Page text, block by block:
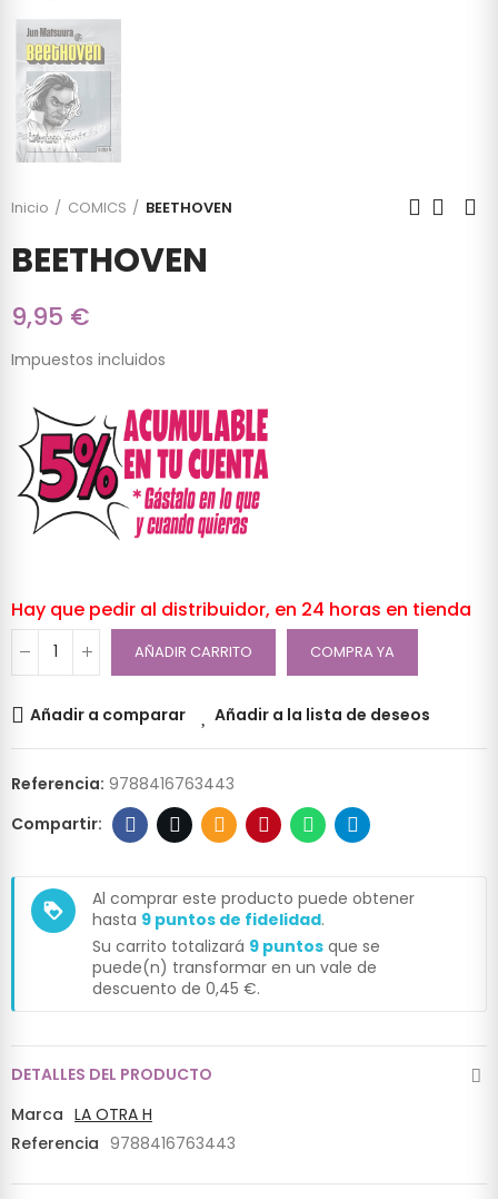
Inicio COMICS BEETHOVEN
BEETHOVEN
9,95 €
Impuestos incluidos
Hay que pedir al distribuidor, en 24 horas en tienda
AÑADIR CARRITO COMPRA YA
Añadir a comparar Añadir a la lista de deseos
Referencia: 9788416763443
loyalty
Al comprar este producto puede obtener
hasta 9 puntos de fidelidad.
Su carrito totalizará 9 puntos que se
puede(n) transformar en un vale de
descuento de 0,45 €.
DETALLES DEL PRODUCTO
Marca LA OTRA H
Referencia 9788416763443